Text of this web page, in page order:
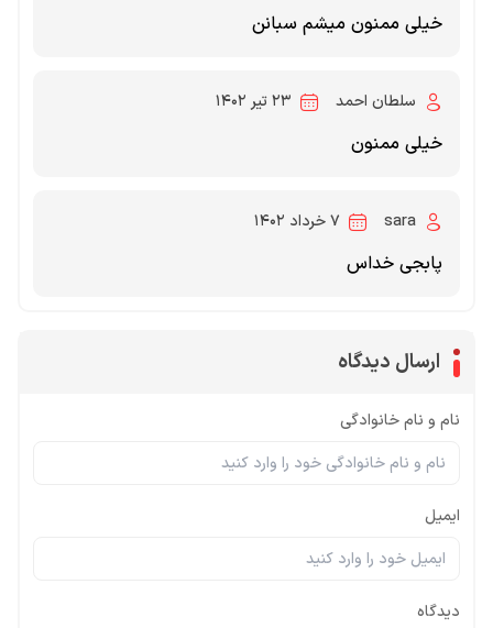
خیلی ممنون میشم سبانن
سلطان احمد ۲۳ تیر ۱۴۰۲
خیلی ممنون
sara ۷ خرداد ۱۴۰۲
پابجی خداس
ارسال دیدگاه
نام و نام خانوادگی
ایمیل
دیدگاه